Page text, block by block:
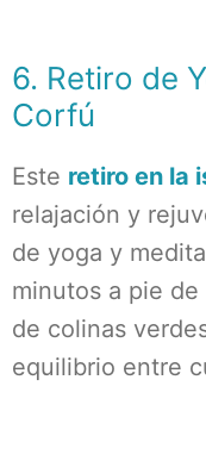
6. Retiro de
Corfú
Este retiro en la
relajación y
de yoga y
minutos a pie
de colinas
equilibrio entre